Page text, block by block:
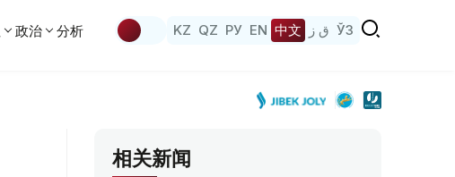
政治 分析 KZ QZ РУ EN 中文 ق ز ЎЗ
相关新闻